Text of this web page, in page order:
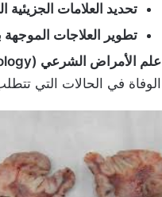
تحديد العلامات الجزيئية
تطوير العلاجات
علم الأمراض الشرعي (Forensic Pathology):
الوفاة في الحالات التي